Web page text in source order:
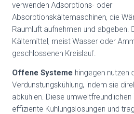
verwenden Adsorptions- oder
Absorptionskältemaschinen, die
Raumluft aufnehmen und abgeben.
Kältemittel, meist Wasser oder
geschlossenen Kreislauf.
Offene Systeme hingegen nutzen
Verdunstungskühlung, indem sie
abkühlen. Diese
effiziente Kühlungslösungen und